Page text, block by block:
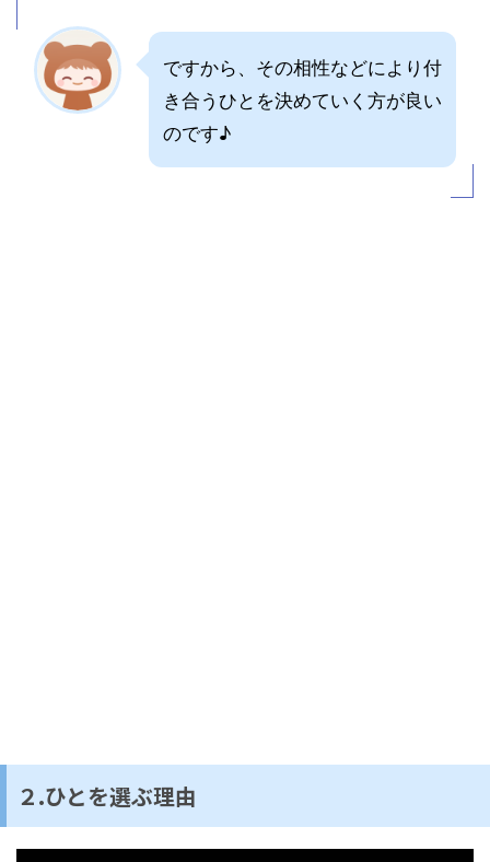
ですから、その相性などにより付
き合うひとを決めていく方が良い
のです♪
２.ひとを選ぶ理由